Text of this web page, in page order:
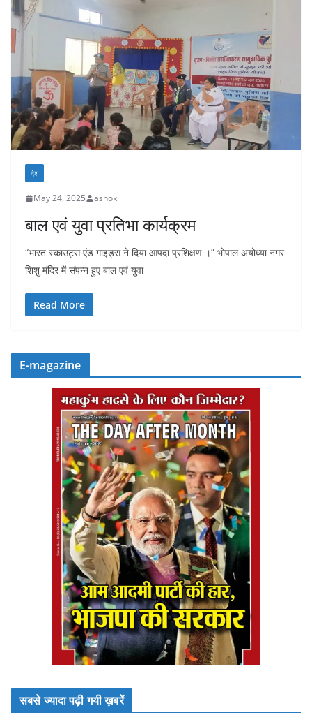
देश
May 24, 2025 ashok
बाल एवं युवा प्रतिभा कार्यक्रम
“भारत स्काउट्स एंड गाइड्स ने दिया आपदा प्रशिक्षण ।” भोपाल अयोध्या नगर
शिशु मंदिर में संपन्न हुए बाल एवं युवा
Read More
E-magazine
सबसे ज्यादा पढ़ी गयी ख़बरें